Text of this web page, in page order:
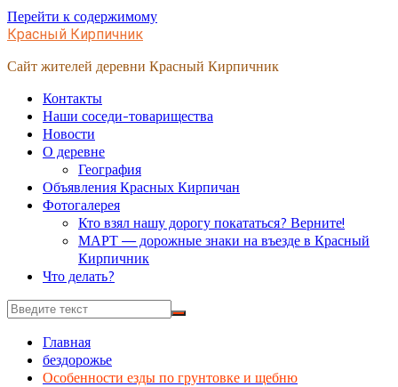
Перейти к содержимому
Красный Кирпичник
Сайт жителей деревни Красный Кирпичник
Контакты
Наши соседи-товарищества
Новости
О деревне
География
Объявления Красных Кирпичан
Фотогалерея
Кто взял нашу дорогу покататься? Верните!
МАРТ — дорожные знаки на въезде в Красный
Кирпичник
Что делать?
Главная
бездорожье
Особенности езды по грунтовке и щебню